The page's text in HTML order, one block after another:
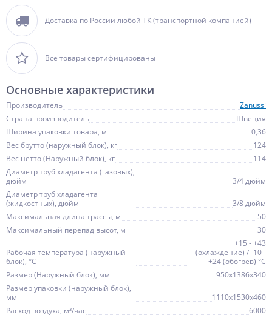
Доставка по России любой ТК (транспортной компанией)
Все товары сертифицированы
Основные характеристики
Производитель
Zanussi
Страна производитель
Швеция
Ширина упаковки товара, м
0,36
Вес брутто (наружный блок), кг
124
Вес нетто (Наружный блок), кг
114
Диаметр труб хладагента (газовых),
дюйм
3/4 дюйм
Диаметр труб хладагента
(жидкостных), дюйм
3/8 дюйм
Максимальная длина трассы, м
50
Максимальный перепад высот, м
30
Рабочая температура (наружный
блок), °С
+15 - +43
(охлаждение) / -10 -
+24 (обогрев) °С
Размер (Наружный блок), мм
950x1386x340
Размер упаковки (наружный блок),
мм
1110x1530x460
Расход воздуха, м³/час
6000